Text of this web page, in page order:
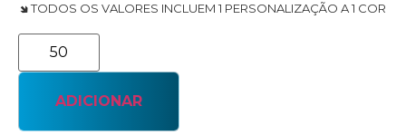
🢆 TODOS OS VALORES INCLUEM 1 PERSONALIZAÇÃO A 1 COR
ADICIONAR